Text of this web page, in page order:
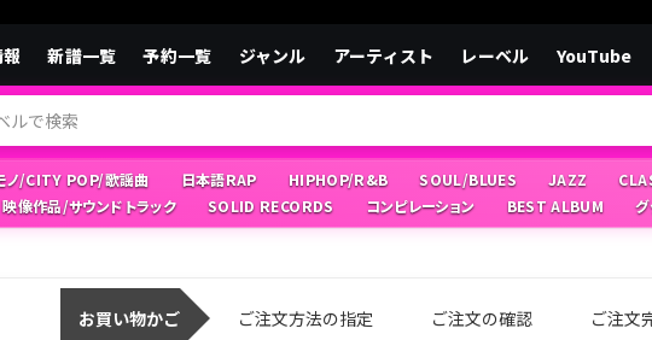
新譜一覧 予約一覧 ジャンル アーティスト レーベル YouTube
ノ/CITY POP/歌謡曲 日本語RAP HIPHOP/R&B SOUL/BLUES JAZZ
映像作品/サウンドトラック
SOLID RECORDS コンピレーション BEST ALBUM
お買い物かご ご注文方法の指定 ご注文の確認 ご注文